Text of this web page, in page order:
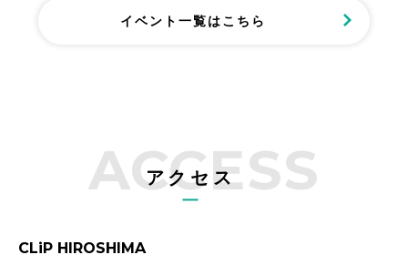
【イベント概要】
場所 CLiP HIROSHIMA / 2Fナレッジルーム
イベント一覧はこちら
ACCESS
アクセス
CLiP HIROSHIMA